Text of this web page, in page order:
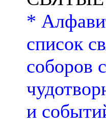
*
список
соборов
и